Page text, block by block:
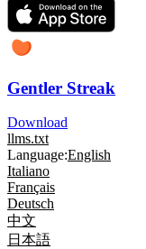
Gentler Streak
Download
llms.txt
Language:English
Italiano
Français
Deutsch
中文
日本語